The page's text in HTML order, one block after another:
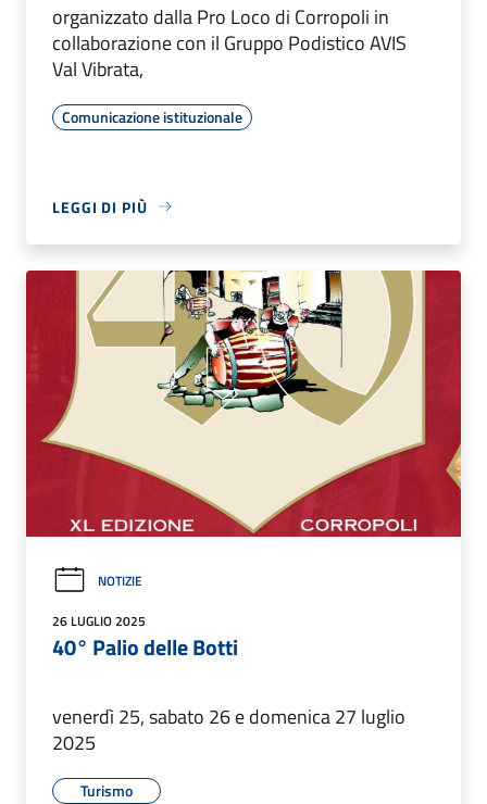
organizzato dalla Pro Loco di Corropoli in
collaborazione con il Gruppo Podistico AVIS
Val Vibrata,
Comunicazione istituzionale
LEGGI DI PIÙ
NOTIZIE
26 LUGLIO 2025
40° Palio delle Botti
venerdì 25, sabato 26 e domenica 27 luglio
2025
Turismo